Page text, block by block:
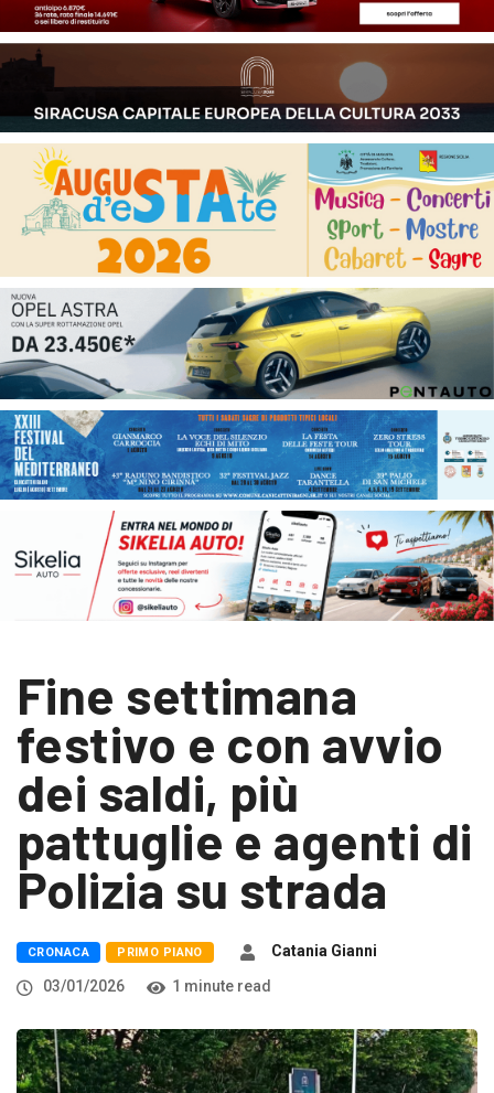
Fine settimana
festivo e con avvio
dei saldi, più
pattuglie e agenti di
Polizia su strada
CRONACA PRIMO PIANO
Catania Gianni
03/01/2026
1 minute read